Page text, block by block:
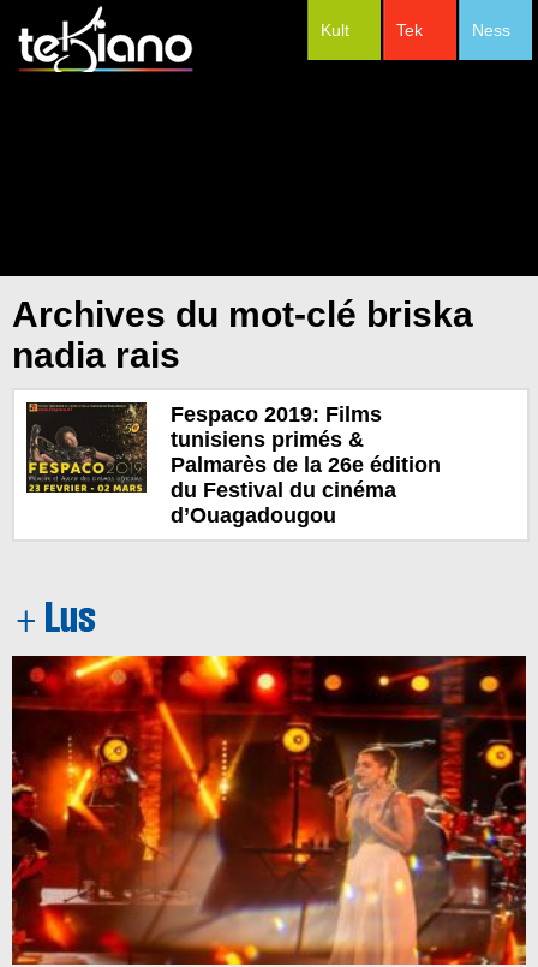
Ness
Tek
Kult
Archives du mot-clé briska
nadia rais
Fespaco 2019: Films
tunisiens primés &
Palmarès de la 26e édition
du Festival du cinéma
d’Ouagadougou